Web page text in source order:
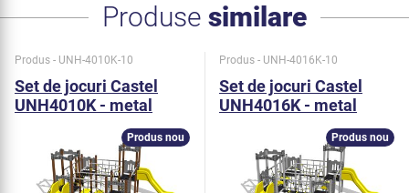
Produse similare
Produs - UNH-4010K-10
Set de jocuri Castel
UNH4010K - metal
Produs nou
Produs - UNH-4016K-10
Set de jocuri Castel
UNH4016K - metal
Produs nou